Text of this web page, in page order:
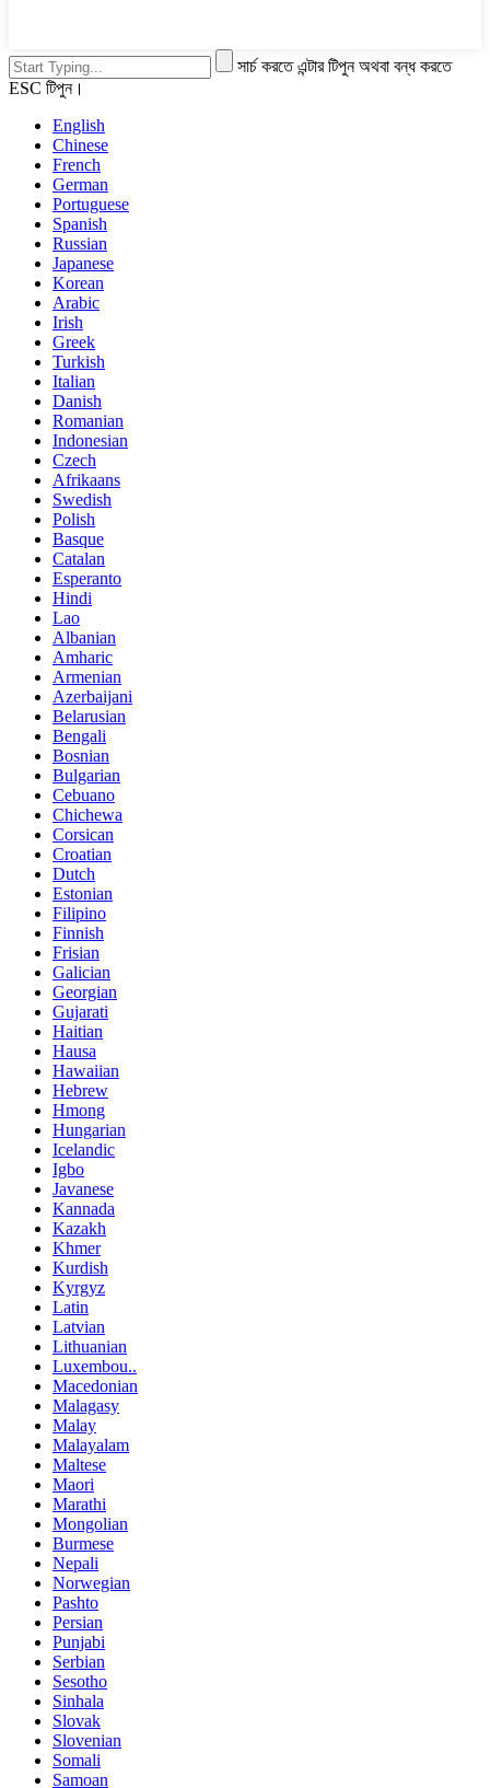
সার্চ করতে এন্টার টিপুন অথবা বন্ধ করতে
ESC টিপুন।
English
Chinese
French
German
Portuguese
Spanish
Russian
Japanese
Korean
Arabic
Irish
Greek
Turkish
Italian
Danish
Romanian
Indonesian
Czech
Afrikaans
Swedish
Polish
Basque
Catalan
Esperanto
Hindi
Lao
Albanian
Amharic
Armenian
Azerbaijani
Belarusian
Bengali
Bosnian
Bulgarian
Cebuano
Chichewa
Corsican
Croatian
Dutch
Estonian
Filipino
Finnish
Frisian
Galician
Georgian
Gujarati
Haitian
Hausa
Hawaiian
Hebrew
Hmong
Hungarian
Icelandic
Igbo
Javanese
Kannada
Kazakh
Khmer
Kurdish
Kyrgyz
Latin
Latvian
Lithuanian
Luxembou..
Macedonian
Malagasy
Malay
Malayalam
Maltese
Maori
Marathi
Mongolian
Burmese
Nepali
Norwegian
Pashto
Persian
Punjabi
Serbian
Sesotho
Sinhala
Slovak
Slovenian
Somali
Samoan